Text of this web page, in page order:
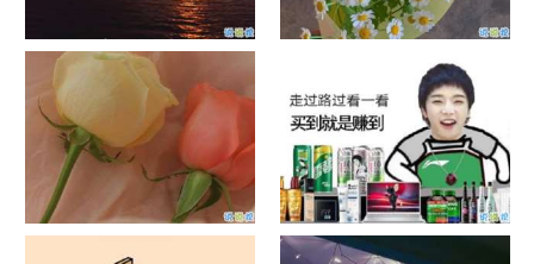
日出文案温柔句子 看日出的微
信说说配图
晒风景照的唯美说说配图 适合
发风景的朋友圈文案
官宣恋爱的说说配图 官宣句子
抖音摆地摊文案 摆地摊的搞笑